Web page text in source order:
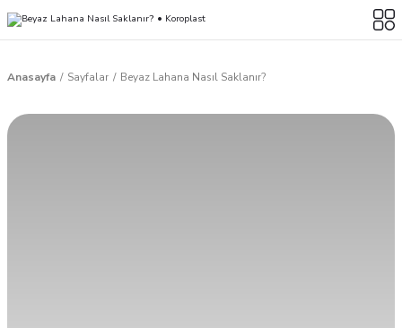
Anasayfa Sayfalar Beyaz Lahana Nasıl Saklanır?